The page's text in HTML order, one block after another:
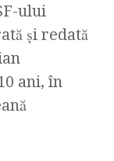
ului
şi redată
ani, în